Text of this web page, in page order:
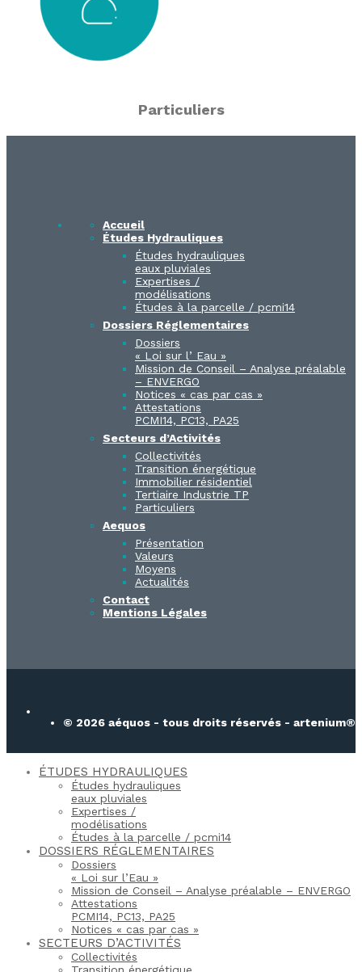
Particuliers
Accueil
Études Hydrauliques
Études hydrauliques
eaux pluviales
Expertises /
modélisations
Études à la parcelle / pcmi14​
Dossiers Réglementaires
Dossiers
« Loi sur l’ Eau »
Mission de Conseil – Analyse préalable
– ENVERGO
Notices « cas par cas »
Attestations
PCMI14, PC13, PA25
Secteurs d’Activités
Collectivités
Transition énergétique
Immobilier résidentiel
Tertiaire Industrie TP
Particuliers
Aequos
Présentation
Valeurs
Moyens
Actualités
Contact
Mentions Légales
© 2026 aéquos - tous droits réservés - artenium®
ÉTUDES HYDRAULIQUES
Études hydrauliques
eaux pluviales
Expertises /
modélisations
Études à la parcelle / pcmi14​
DOSSIERS RÉGLEMENTAIRES
Dossiers
« Loi sur l’Eau »
Mission de Conseil – Analyse préalable – ENVERGO
Attestations
PCMI14, PC13, PA25
Notices « cas par cas »
SECTEURS D’ACTIVITÉS
Collectivités